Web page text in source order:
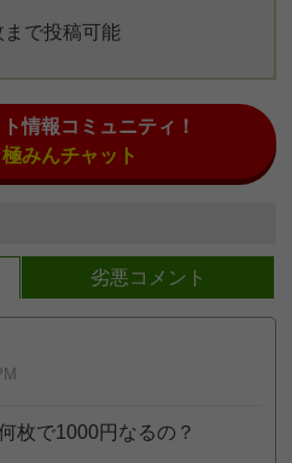
で投稿可能
情報コミュニティ！
極みんチャット
劣悪コメント
枚で1000円なるの？